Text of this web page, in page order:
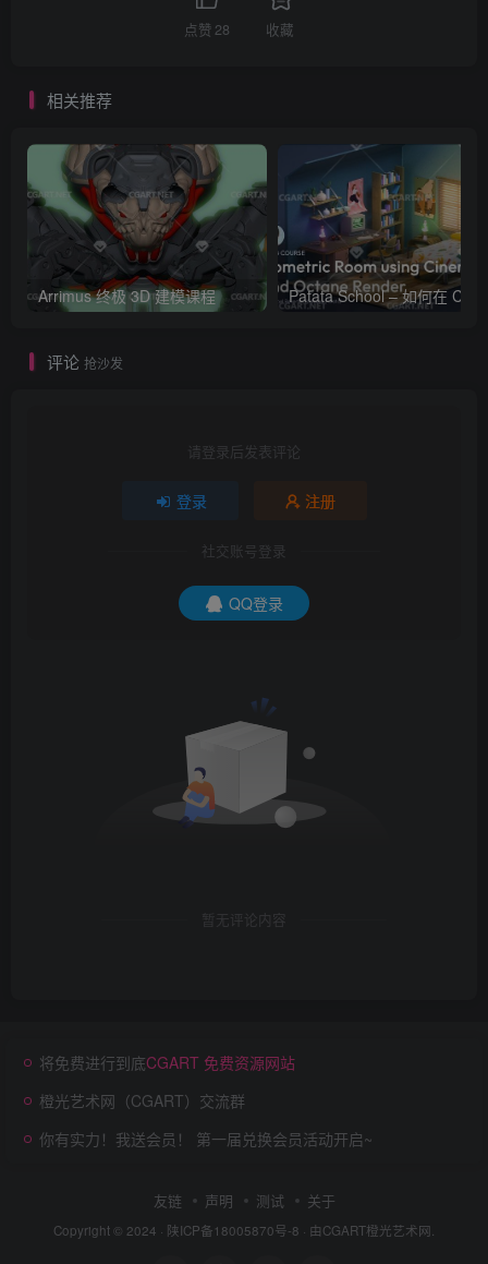
点赞28 收藏
相关推荐
Arrimus 终极 3D 建模课程
评论 抢沙发
请登录后发表评论
登录 注册
社交账号登录
QQ登录
暂无评论内容
将免费进行到底CGART 免费资源网站
橙光艺术网（CGART）交流群
你有实力！我送会员！ 第一届兑换会员活动开启~
友链 声明 测试 关于
Copyright © 2024 · 陕ICP备18005870号-8 · 由CGART橙光艺术网.